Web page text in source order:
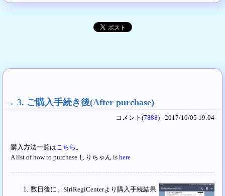
→3. ご購入手続き後(After purchase)
コメント(7888) - 2017/10/05 19:04
購入方法一覧は こちら 。
A list of how to purchase しりちゃん ishere
数日後に、SiriRegiCenterより購入手続結果